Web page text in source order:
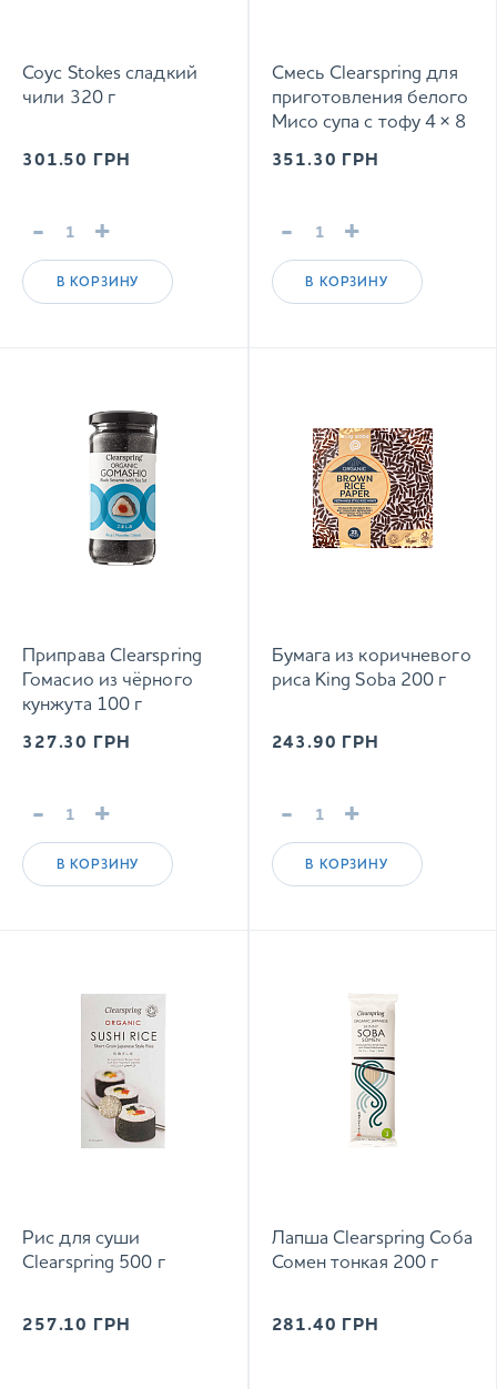
Соус Stokes сладкий
чили 320 г
301.50 ГРН
- +
В КОРЗИНУ
Смесь Clearspring для
приготовления белого
Мисо супа с тофу 4 × 8
351.30 ГРН
- +
В КОРЗИНУ
Приправа Clearspring
Гомасио из чёрного
кунжута 100 г
327.30 ГРН
- +
В КОРЗИНУ
Бумага из коричневого
риса King Soba 200 г
243.90 ГРН
- +
В КОРЗИНУ
Рис для суши
Clearspring 500 г
257.10 ГРН
Лапша Clearspring Соба
Сомен тонкая 200 г
281.40 ГРН